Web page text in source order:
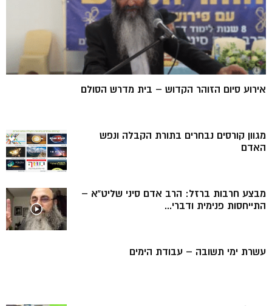
אירוע סיום הזוהר הקדוש – בית מדרש הסולם
מגוון קורסים נבחרים בתורת הקבלה ונפש
האדם
מבצע חרבות ברזל: הרב אדם סיני שליט”א –
התייחסות פנימית ודברי...
עשרת ימי תשובה – עבודת הימים